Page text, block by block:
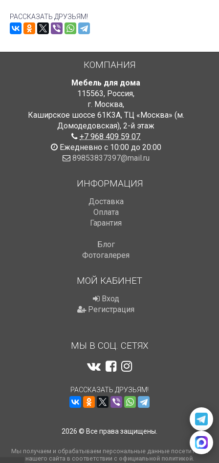
РАССКАЗАТЬ ДРУЗЬЯМ!
КОМПАНИЯ
Мебель для дома
115563, Россия,
г. Москва,
Каширское шоссе 61К3А, ТЦ «Москва» (м.
Домодедовская), 2-й этаж
+7 968 409 59 07
Ежедневно с 10:00 до 20:00
89853837397@mail.ru
ИНФОРМАЦИЯ
Доставка
Оплата
Гарантия
Блог
Фотогалерея
МОЙ КАБИНЕТ
Вход
Регистрация
МЫ В СОЦ. СЕТЯХ
РАССКАЗАТЬ ДРУЗЬЯМ!
2026 © Все права защищены.
Мы получаем и обрабатываем персональные данные посетителей
нашего сайта в соответствии с официальной политикой.